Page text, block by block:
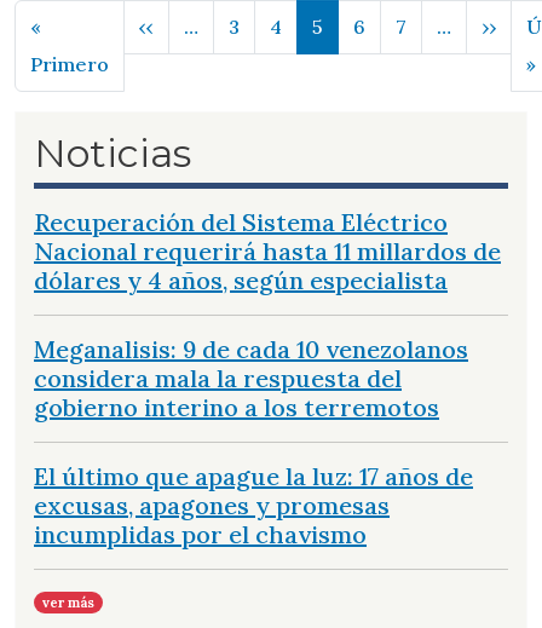
Paginación
«
Primero
‹‹ Página anterior
… 3 4 5 6 7 … ››
»
Noticias
Recuperación del Sistema Eléctrico
Nacional requerirá hasta 11 millardos de
dólares y 4 años, según especialista
Meganalisis: 9 de cada 10 venezolanos
considera mala la respuesta del
gobierno interino a los terremotos
El último que apague la luz: 17 años de
excusas, apagones y promesas
incumplidas por el chavismo
ver más